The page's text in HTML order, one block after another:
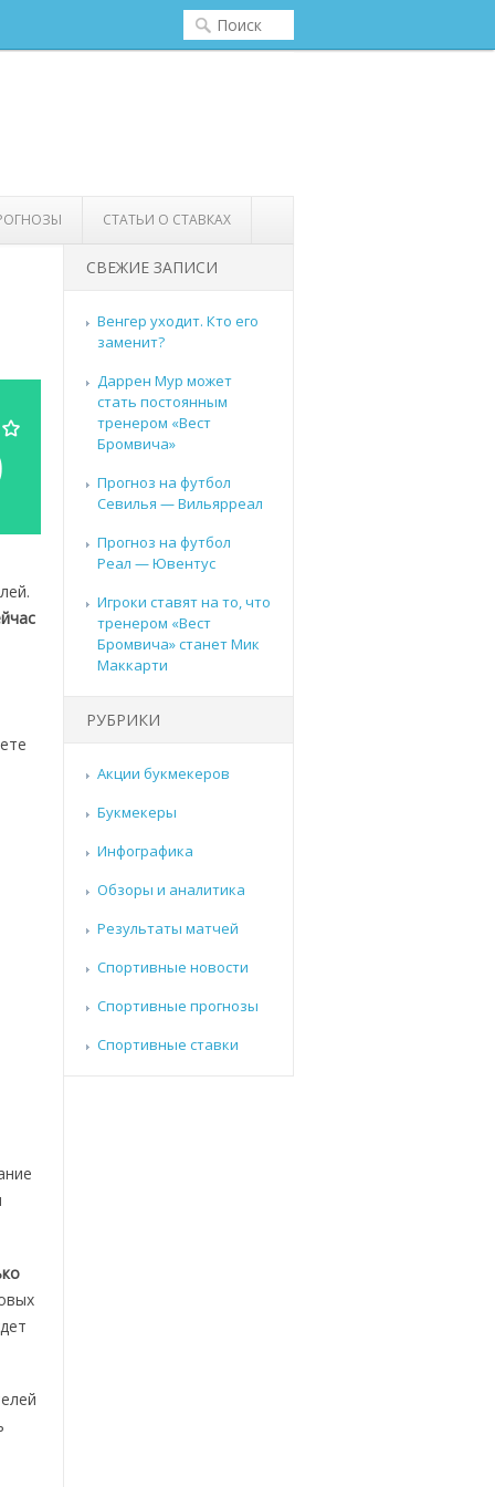
СТАТЬИ О СТАВКАХ
СВЕЖИЕ ЗАПИСИ
Венгер уходит. Кто его
заменит?
Даррен Мур может
стать постоянным
тренером «Вест
Бромвича»
Прогноз на футбол
Севилья — Вильярреал
Прогноз на футбол
Реал — Ювентус
Игроки ставят на то, что
тренером «Вест
Бромвича» станет Мик
Маккарти
РУБРИКИ
Акции букмекеров
Букмекеры
Инфографика
Обзоры и аналитика
Результаты матчей
Спортивные новости
Спортивные прогнозы
Спортивные ставки